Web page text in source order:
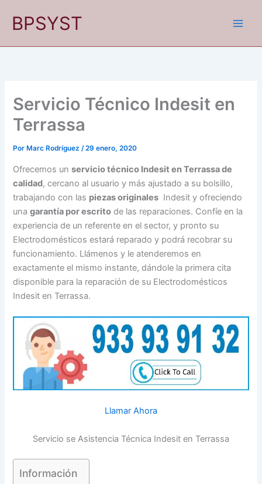
BPSYST
Servicio Técnico Indesit en
Terrassa
Por Marc Rodríguez/29 enero, 2020
Ofrecemos unservicio técnico Indesit en Terrassa de
calidad, cercano al usuario y más ajustado a su bolsillo,
trabajando con las piezas originales Indesit y ofreciendo
unagarantía por escrito de las reparaciones. Confíe en la
experiencia de un referente en el sector, y pronto su
Electrodomésticos estará reparado y podrá recobrar su
funcionamiento. Llámenos y le atenderemos en
exactamente el mismo instante, dándole la primera cita
disponible para la reparación de su Electrodomésticos
Indesit en Terrassa.
Llamar Ahora
Servicio se Asistencia Técnica Indesit en Terrassa
Información